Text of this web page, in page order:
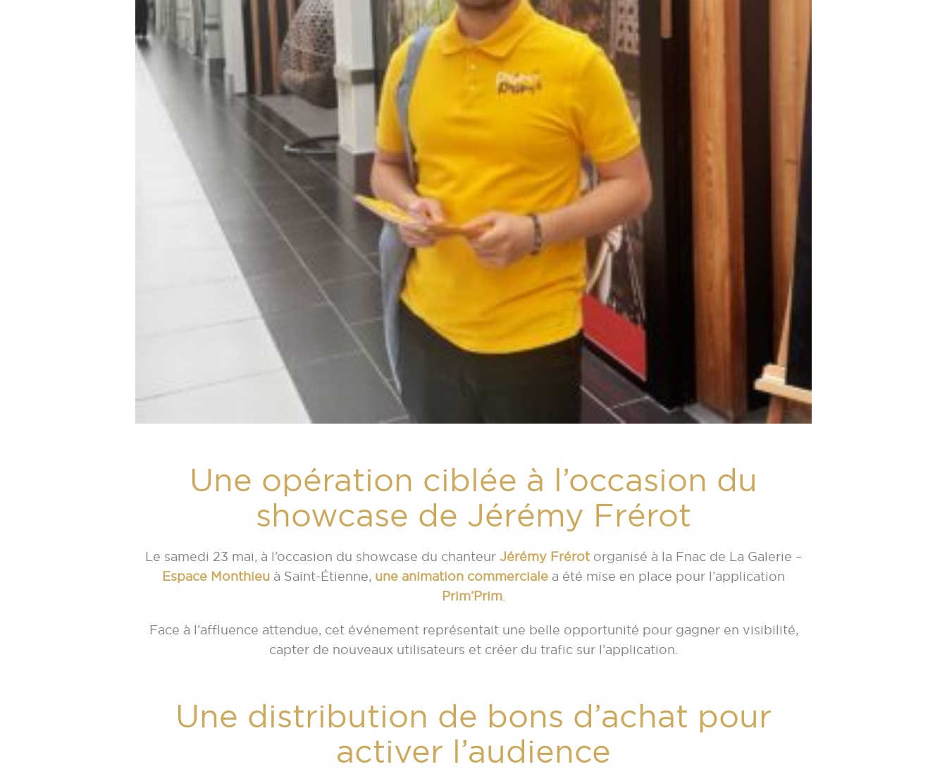
Une opération ciblée à l’occasion du
showcase de Jérémy Frérot
Le samedi 23 mai, à l’occasion du showcase du chanteur Jérémy Frérotorganisé à la Fnac de La Galerie –
Espace Monthieu à Saint-Étienne, une animation commerciale a été mise en place pour l’application
Prim’Prim
Face à l’affluence attendue, cet événement représentait une belle opportunité pour gagner en visibilité,
capter de nouveaux utilisateurs et créer du trafic sur l’application.
Une distribution de bons d’achat pour
activer l’audience